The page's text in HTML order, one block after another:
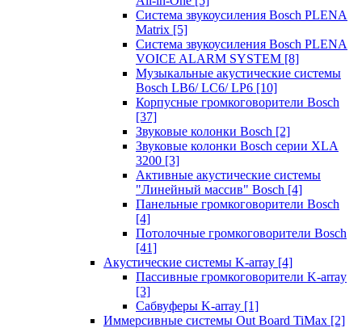
Система звукоусиления Bosch PLENA
Matrix [5]
Система звукоусиления Bosch PLENA
VOICE ALARM SYSTEM [8]
Музыкальные акустические системы
Bosch LB6/ LC6/ LP6 [10]
Корпусные громкоговорители Bosch
[37]
Звуковые колонки Bosch [2]
Звуковые колонки Bosch серии XLA
3200 [3]
Активные акустические системы
"Линейный массив" Bosch [4]
Панельные громкоговорители Bosch
[4]
Потолочные громкоговорители Bosch
[41]
Акустические системы K-array [4]
Пассивные громкоговорители K-array
[3]
Сабвуферы K-array [1]
Иммерсивные системы Out Board TiMax [2]